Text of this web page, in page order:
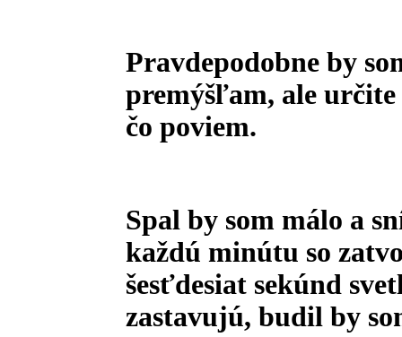
Pravdepodobne by
premýšľam, ale určite
čo poviem.
Spal by som málo a
každú minútu so
šesťdesiat sekúnd
zastavujú, budil by